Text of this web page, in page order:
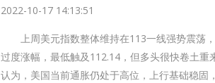
2022-10-17 14:13:51
上周美元指数整体维持在113一线强势震荡，
过度涨幅，最低触及112.14，但多头很快卷土
认为，美国当前通胀仍处于高位，上行基础稳